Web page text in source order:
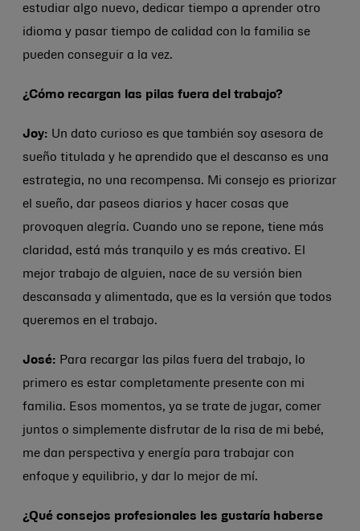
estudiar algo nuevo, dedicar tiempo a aprender otro
idioma y pasar tiempo de calidad con la familia se
pueden conseguir a la vez.
¿Cómo recargan las pilas fuera del trabajo?
Joy: Un dato curioso es que también soy asesora de
sueño titulada y he aprendido que el descanso es una
estrategia, no una recompensa. Mi consejo es priorizar
el sueño, dar paseos diarios y hacer cosas que
provoquen alegría. Cuando uno se repone, tiene más
claridad, está más tranquilo y es más creativo. El
mejor trabajo de alguien, nace de su versión bien
descansada y alimentada, que es la versión que todos
queremos en el trabajo.
José: Para recargar las pilas fuera del trabajo, lo
primero es estar completamente presente con mi
familia. Esos momentos, ya se trate de jugar, comer
juntos o simplemente disfrutar de la risa de mi bebé,
me dan perspectiva y energía para trabajar con
enfoque y equilibrio, y dar lo mejor de mí.
¿Qué consejos profesionales les gustaría haberse